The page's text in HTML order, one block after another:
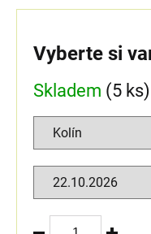
Vyberte si
Skladem (5 ks)